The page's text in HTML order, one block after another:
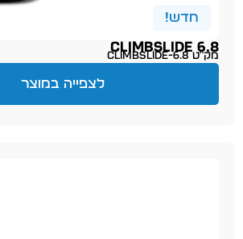
חדש!
CLIMBSLIDE 6.8
מק״ט climbslide-6.8
לצפייה במוצר